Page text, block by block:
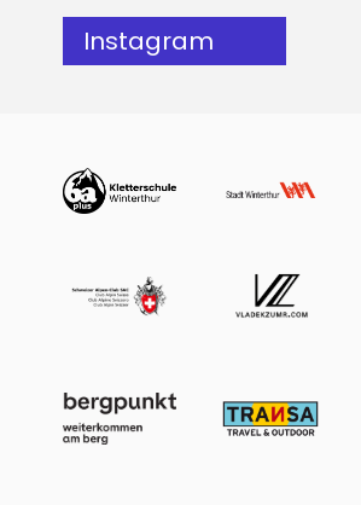
Instagram